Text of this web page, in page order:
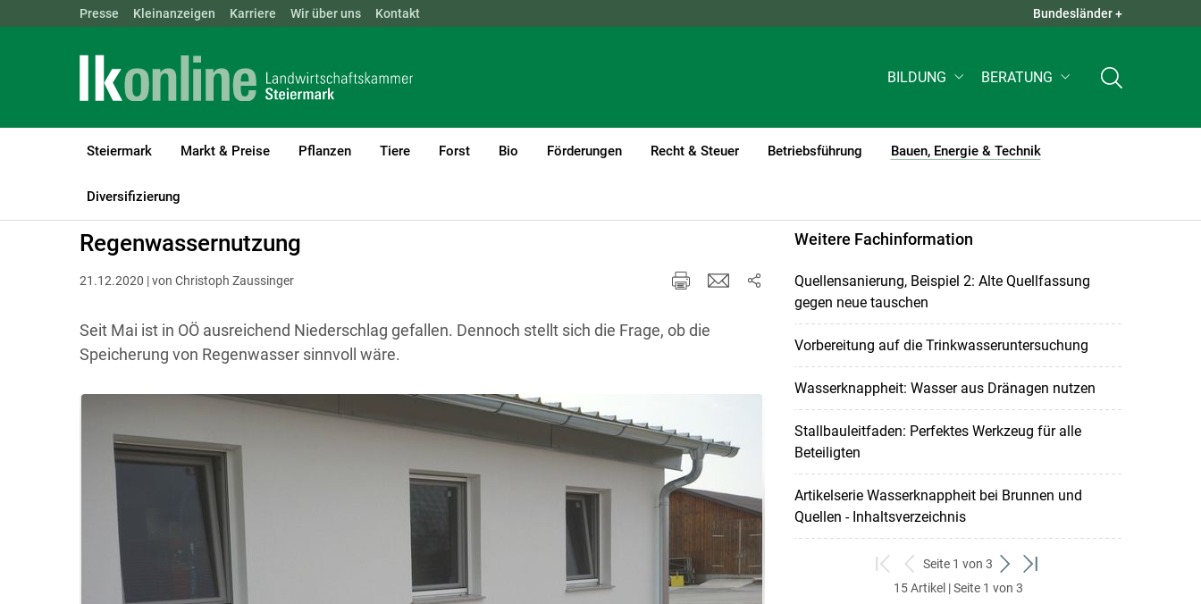
Landwirtschaftskammern: ÖSTERREICH BGLD KTN NÖ QUICK LINKS +
Presse Kleinanzeigen Karriere Wir über uns Kontakt Bundesländer +
BILDUNG BERATUNG
Steiermark Markt & Preise Pflanzen Tiere Forst Bio Förderungen Recht & Steuer Betriebsführung Bauen, Energie & Technik
(current)1
Diversifizierung
LK Steiermark Bauen, Energie & Technik
Regenwassernutzung
21.12.2020 | von Christoph Zaussinger
Seit Mai ist in OÖ ausreichend Niederschlag gefallen. Dennoch stellt sich die Frage, ob die
Speicherung von Regenwasser sinnvoll wäre.
Weitere Fachinformation
Quellensanierung, Beispiel 2: Alte Quellfassung
gegen neue tauschen
Vorbereitung auf die Trinkwasseruntersuchung
Wasserknappheit: Wasser aus Dränagen nutzen
Stallbauleitfaden: Perfektes Werkzeug für alle
Beteiligten
Artikelserie Wasserknappheit bei Brunnen und
Quellen - Inhaltsverzeichnis
zum
ersten
zurück
zum
Seite 1 von 3
weiter
zum
zum
15 Artikel | Seite 1 von 3